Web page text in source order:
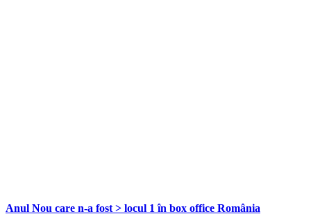
Anul Nou care n-a fost > locul 1 în box office România